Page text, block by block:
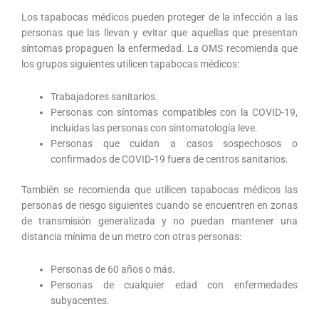
Los tapabocas médicos pueden proteger de la infección a las
personas que las llevan y evitar que aquellas que presentan
síntomas propaguen la enfermedad. La OMS recomienda que
los grupos siguientes utilicen tapabocas médicos:
Trabajadores sanitarios.
Personas con síntomas compatibles con la COVID-19,
incluidas las personas con sintomatología leve.
Personas que cuidan a casos sospechosos o
confirmados de COVID-19 fuera de centros sanitarios.
También se recomienda que utilicen tapabocas médicos las
personas de riesgo siguientes cuando se encuentren en zonas
de transmisión generalizada y no puedan mantener una
distancia mínima de un metro con otras personas:
Personas de 60 años o más.
Personas de cualquier edad con enfermedades
subyacentes.